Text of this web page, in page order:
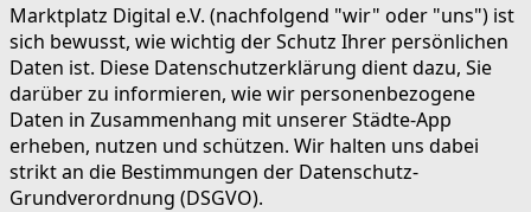
Marktplatz Digital e.V. (nachfolgend "wir" oder "uns") ist
sich bewusst, wie wichtig der Schutz Ihrer persönlichen
Daten ist. Diese Datenschutzerklärung dient dazu, Sie
darüber zu informieren, wie wir personenbezogene
Daten in Zusammenhang mit unserer Städte-App
erheben, nutzen und schützen. Wir halten uns dabei
strikt an die Bestimmungen der Datenschutz-
Grundverordnung (DSGVO).